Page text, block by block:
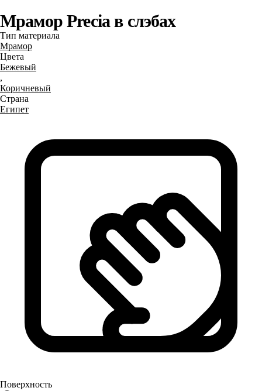
Мрамор Precia в слэбах
Тип материала
Мрамор
Цвета
Бежевый
,
Коричневый
Страна
Египет
Поверхность